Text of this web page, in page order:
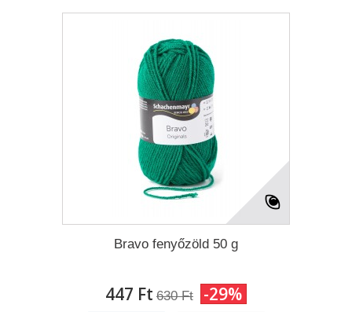
Bravo fenyőzöld 50 g
447 Ft‎ 630 Ft‎ -29%